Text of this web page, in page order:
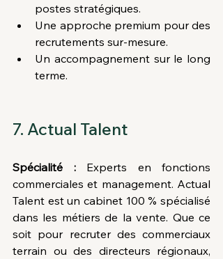
postes stratégiques.
Une approche premium pour des
recrutements sur-mesure.
Un accompagnement sur le long
terme.
7. Actual Talent
Spécialité : Experts en fonctions
commerciales et management. Actual
Talent est un cabinet 100 % spécialisé
dans les métiers de la vente. Que ce
soit pour recruter des commerciaux
terrain ou des directeurs régionaux,